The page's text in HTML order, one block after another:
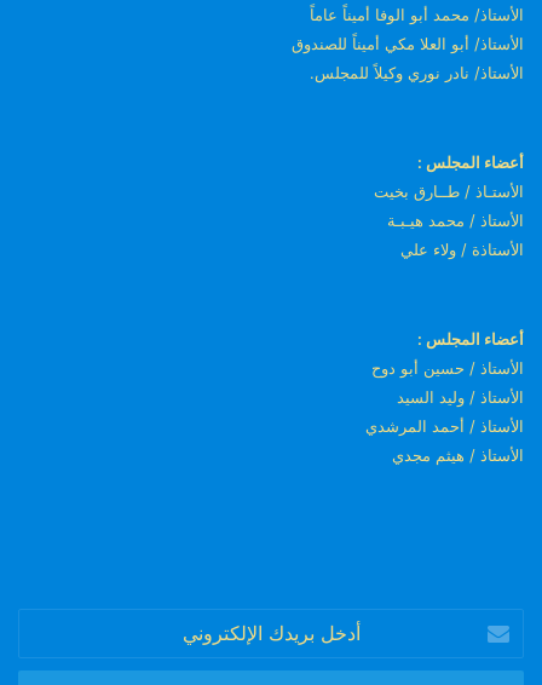
الأستاذ/ محمد أبو الوفا أميناً عاماً
الأستاذ/ أبو العلا مكي أميناً للصندوق
الأستاذ/ نادر نوري وكيلاً للمجلس.
أعضاء المجلس :
الأستـاذ / طــارق بخيت
الأستاذ / محمد هيـبـة
الأستاذة / ولاء علي
أعضاء المجلس :
الأستاذ / حسين أبو دوح
الأستاذ / وليد السيد
الأستاذ / أحمد المرشدي
الأستاذ / هيثم مجدي
بريدك
الإلكتروني